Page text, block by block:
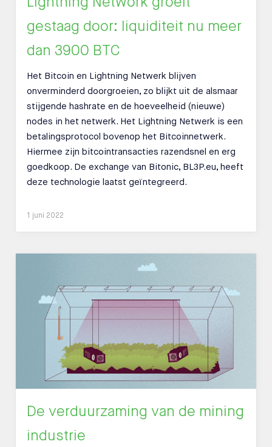
gestaag door: liquiditeit nu meer
dan 3900 BTC
Het Bitcoin en Lightning Netwerk blijven
onverminderd doorgroeien, zo blijkt uit de alsmaar
stijgende hashrate en de hoeveelheid (nieuwe)
nodes in het netwerk. Het Lightning Netwerk is een
betalingsprotocol bovenop het Bitcoinnetwerk.
Hiermee zijn bitcointransacties razendsnel en erg
goedkoop. De exchange van Bitonic, BL3P.eu, heeft
deze technologie laatst geïntegreerd.
1 juni 2022
De verduurzaming van de mining
industrie